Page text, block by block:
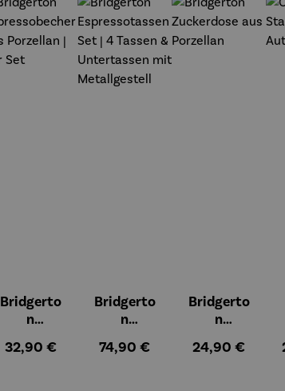
Bridgerto
n
echer aus
Regulärer Preis:
32,90 €
Bridgerto
n
assen Set |
Regulärer Preis:
74,90 €
Bridgerto
n
e aus
Regulärer
24,90 €